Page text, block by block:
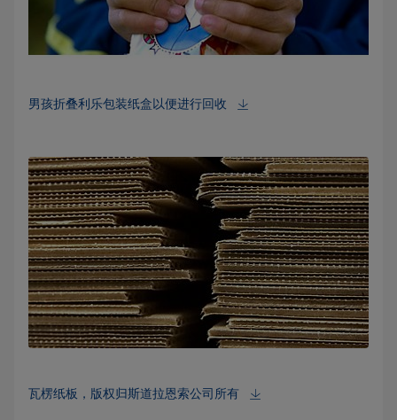
男孩折叠利乐包装纸盒以便进行回收
瓦楞纸板，版权归斯道拉恩索公司所有